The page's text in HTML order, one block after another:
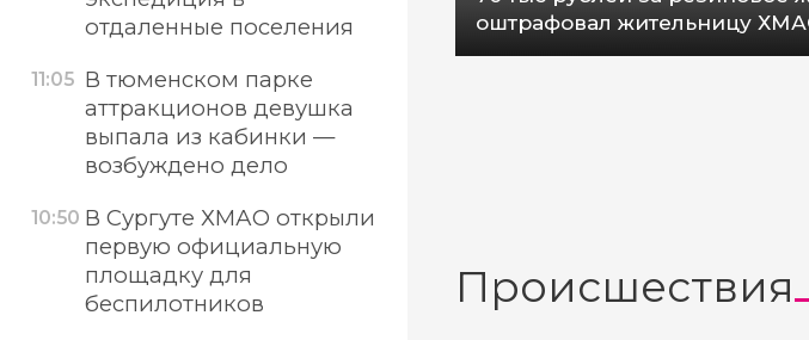
отдаленные поселения
11:05 В тюменском парке
аттракционов девушка
выпала из кабинки —
возбуждено дело
10:50 В Сургуте ХМАО открыли
первую официальную
площадку для
беспилотников
оштрафовал жительницу
Происшествия